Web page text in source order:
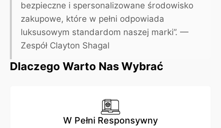
bezpieczne i spersonalizowane środowisko
zakupowe, które w pełni odpowiada
luksusowym standardom naszej marki”. —
Zespół Clayton Shagal
Dlaczego Warto Nas Wybrać
W Pełni Responsywny